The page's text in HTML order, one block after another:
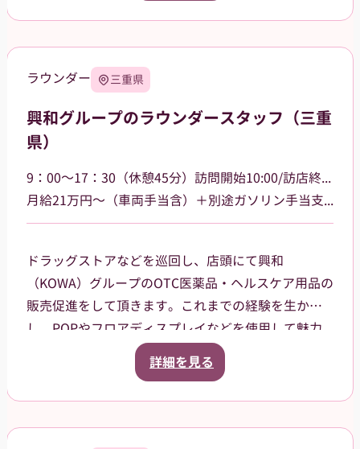
を担当していただきます。2026年12月31日までを予
り）。
ラウンダー 三重県
興和グループのラウンダースタッフ（三重
県）
9：00～17：30（休憩45分）訪問開始10:00/訪店終了17:00
月給21万円～（車両手当含）＋別途ガソリン手当支給 その他手当あり
ドラッグストアなどを巡回し、店頭にて興和
（KOWA）グループのOTC医薬品・ヘルスケア用品の
販売促進をして頂きます。これまでの経験を生か
し、POPやフロアディスプレイなどを使用して魅力
的な売場作りをお願いします。また、商品や稼働に
関する研修などは、事前に担当者から数日間行いま
詳細を見る